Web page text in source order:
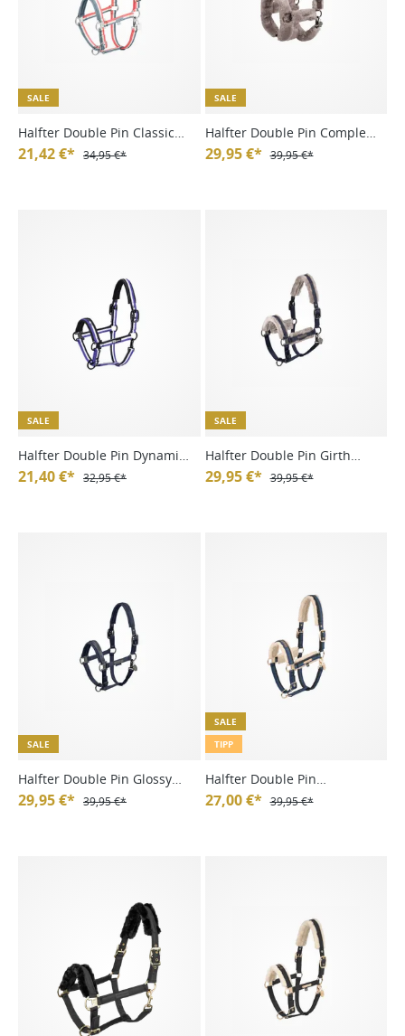
SALE
Halfter Double Pin Classic
Sports FS25
21,42 €* 34,95 €*
SALE
Halfter Double Pin Complete
Fauxfur Platinum HW24
29,95 €* 39,95 €*
SALE
Halfter Double Pin Dynamic
FS24
21,40 €* 32,95 €*
SALE
Halfter Double Pin Girth
Faucfur Platinum HW24
29,95 €* 39,95 €*
SALE
Halfter Double Pin Glossy
Crystal Platinum HW24
29,95 €* 39,95 €*
SALE
TIPP
Halfter Double Pin
Teddyfleece Heritage 24/25
27,00 €* 39,95 €*